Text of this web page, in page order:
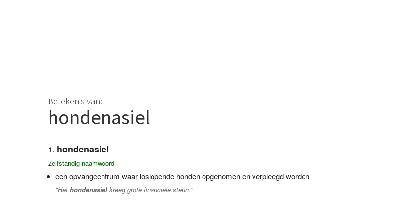
Betekenis van:
hondenasiel
hondenasiel
Zelfstandig naamwoord
een opvangcentrum waar loslopende honden opgenomen en verpleegd worden
"Het hondenasiel kreeg grote financiële steun."